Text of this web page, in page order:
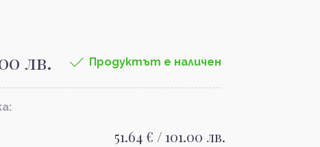
лв. Продуктът е наличен
51.64 € / 101.00 лв.